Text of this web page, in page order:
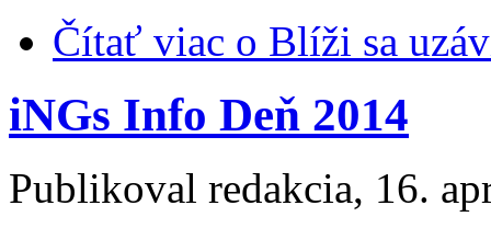
Čítať viac o Blíži sa
iNGs Info Deň 2014
Publikoval redakcia, 16.